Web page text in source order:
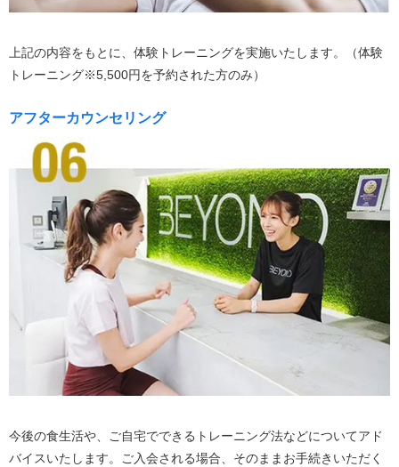
上記の内容をもとに、体験トレーニングを実施いたします。（体験
トレーニング※5,500円を予約された方のみ）
アフターカウンセリング
今後の食生活や、ご自宅でできるトレーニング法などについてアド
バイスいたします。ご入会される場合、そのままお手続きいただく